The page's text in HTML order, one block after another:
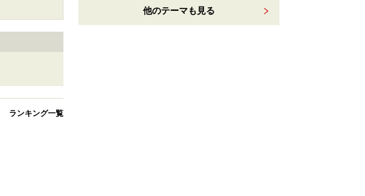
ランキング一覧
他のテーマも見る